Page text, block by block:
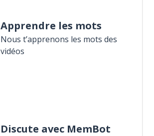
Apprendre les mots
Nous t’apprenons les mots des
vidéos
Discute avec MemBot